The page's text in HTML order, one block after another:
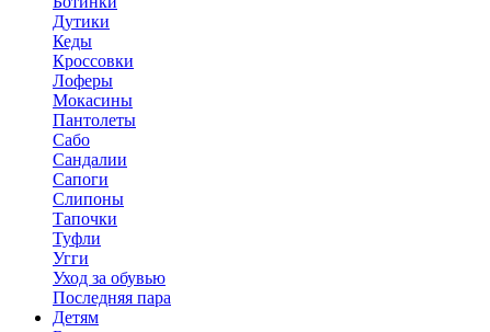
Дутики
Кеды
Кроссовки
Лоферы
Мокасины
Пантолеты
Сабо
Сандалии
Сапоги
Слипоны
Тапочки
Туфли
Угги
Уход за обувью
Последняя пара
Детям